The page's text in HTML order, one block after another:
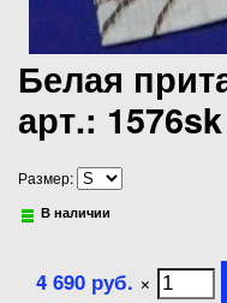
Белая
арт.:
Размер:
В наличии
4 690 руб. ×